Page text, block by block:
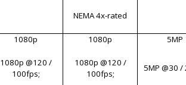
NEMA 4x-rated
1080p 1080p 5MP
1080p @120 /
100fps;
1080p @120 /
100fps;
5MP @30